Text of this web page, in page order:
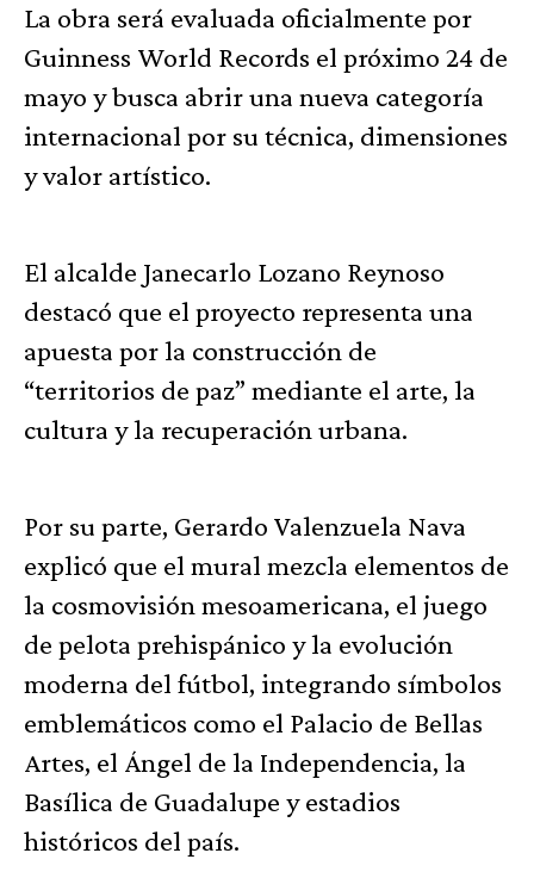
La obra será evaluada oficialmente por
Guinness World Records el próximo 24 de
mayo y busca abrir una nueva categoría
internacional por su técnica, dimensiones
y valor artístico.
El alcalde Janecarlo Lozano Reynoso
destacó que el proyecto representa una
apuesta por la construcción de
“territorios de paz” mediante el arte, la
cultura y la recuperación urbana.
Por su parte, Gerardo Valenzuela Nava
explicó que el mural mezcla elementos de
la cosmovisión mesoamericana, el juego
de pelota prehispánico y la evolución
moderna del fútbol, integrando símbolos
emblemáticos como el Palacio de Bellas
Artes, el Ángel de la Independencia, la
Basílica de Guadalupe y estadios
históricos del país.